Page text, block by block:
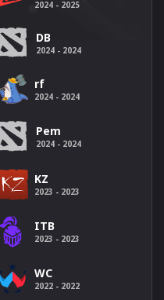
2024 - 2025
DB
2024 - 2024
rf
2024 - 2024
Pem
2024 - 2024
KZ
2023 - 2023
ITB
2023 - 2023
WC
2022 - 2022